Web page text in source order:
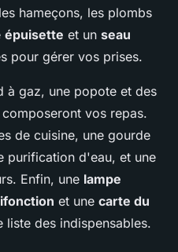
hameçons, les plombs
épuisette et un seau
pour gérer vos prises.
à gaz, une popote et des
composeront vos repas.
de cuisine, une gourde
purification d'eau, et une
Enfin, une lampe
et une carte du
des indispensables.